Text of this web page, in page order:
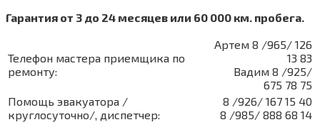
Гарантия от 3 до 24 месяцев или 60 000 км. пробега.
Телефон мастера приемщика по
ремонту:
Артем 8 /965/ 126
13 83
Вадим 8 /925/
675 78 75
Помощь эвакуатора /
круглосуточно/, диспетчер:
8 /926/ 167 15 40
8 /985/ 888 68 14